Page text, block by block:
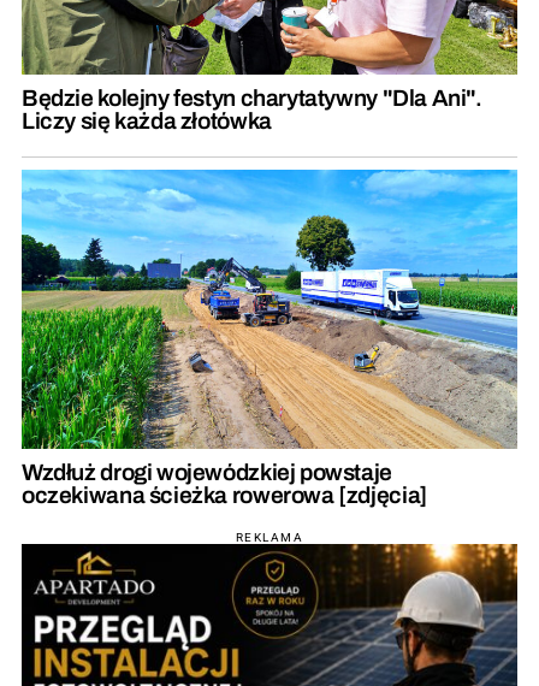
Będzie kolejny festyn charytatywny "Dla Ani".
Liczy się każda złotówka
Wzdłuż drogi wojewódzkiej powstaje
oczekiwana ścieżka rowerowa [zdjęcia]
REKLAMA